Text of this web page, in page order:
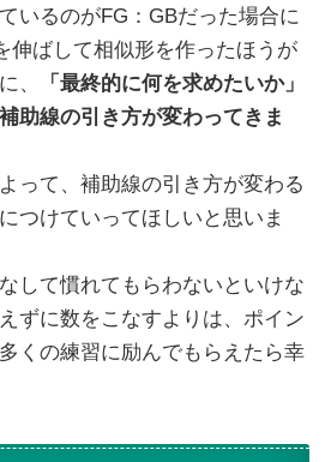
いるのがFG：GBだった場合に
伸ばして相似形を作ったほうが
、
「最終的に何を求めたいか」
助線の引き方が変わってきま
って、補助線の引き方が変わる
つけていってほしいと思いま
して慣れてもらわないといけな
ずに数をこなすよりは、ポイン
くの練習に励んでもらえたら幸